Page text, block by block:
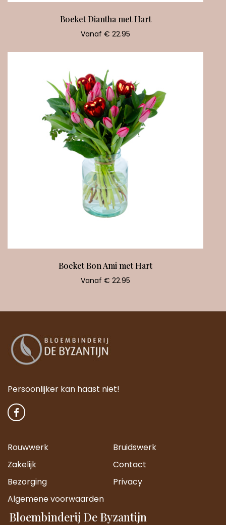
Boeket Diantha met Hart
Vanaf € 22.95
Boeket Bon Ami met Hart
Vanaf € 22.95
Persoonlijker kan haast niet!
Rouwwerk
Bruidswerk
Zakelijk
Contact
Bezorging
Privacy
Algemene voorwaarden
Bloembinderij De Byzantijn